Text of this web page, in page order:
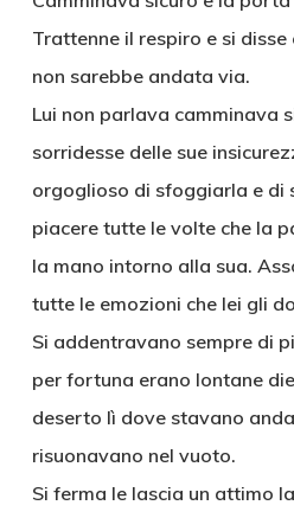
Trattenne il respiro e si disse
non sarebbe andata via.
Lui non parlava camminava
sorridesse delle sue
orgoglioso di sfoggiarla e di
piacere tutte le volte che la
la mano intorno alla sua.
tutte le emozioni che lei gli
Si addentravano sempre di
per fortuna erano lontane
deserto lì dove stavano
risuonavano nel vuoto.
Si ferma le lascia un attimo